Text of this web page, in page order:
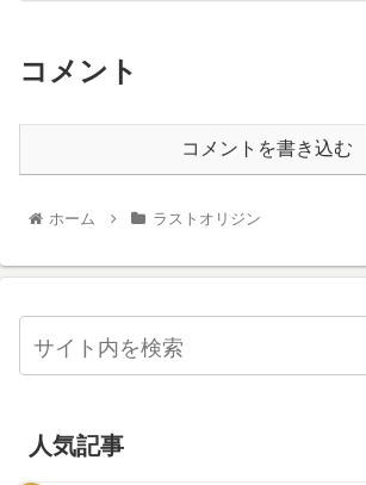
コメント
コメントを書き込む
ホーム ラストオリジン
人気記事